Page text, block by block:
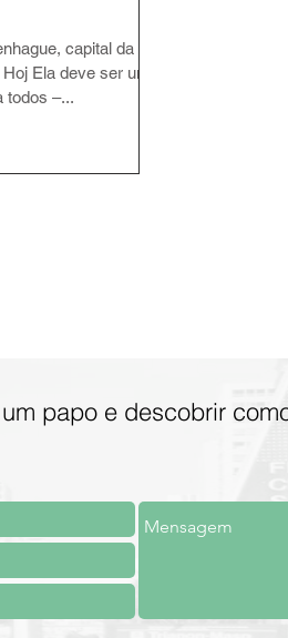
capital da
Ela deve ser uma
todos –...
papo e descobrir